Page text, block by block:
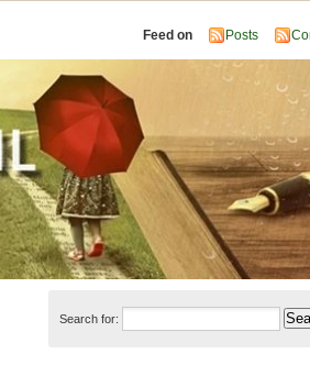
Feed on Posts
Search for: